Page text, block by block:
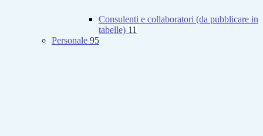
Consulenti e collaboratori (da pubblicare in
tabelle) 11
Personale 95